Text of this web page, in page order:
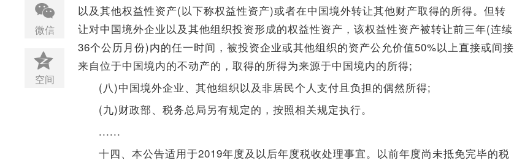
以及其他权益性资产(以下称权益性资产)或者在中国境外转让其他财产取得的所得。但转
让对中国境外企业以及其他组织投资形成的权益性资产，该权益性资产被转让前三年(连续
36个公历月份)内的任一时间，被投资企业或其他组织的资产公允价值50%以上直接或间接
来自位于中国境内的不动产的，取得的所得为来源于中国境内的所得;
(八)中国境外企业、其他组织以及非居民个人支付且负担的偶然所得;
(九)财政部、税务总局另有规定的，按照相关规定执行。
......
十四、本公告适用于2019年度及以后年度税收处理事宜。以前年度尚未抵免完毕的税
微信
空间